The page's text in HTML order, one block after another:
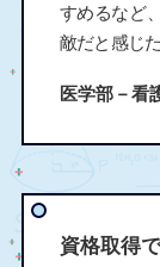
すめるなど
敵だと感じた
医学部－看
資格取得